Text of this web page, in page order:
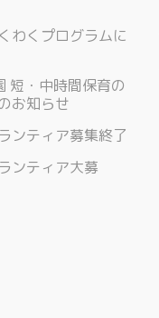
わくプログラムに
短・中時間保育の
お知らせ
ンティア募集終了
ンティア大募